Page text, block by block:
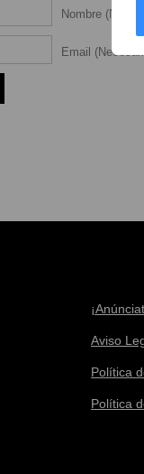
Nombre
Email
Aviso
Política
Política